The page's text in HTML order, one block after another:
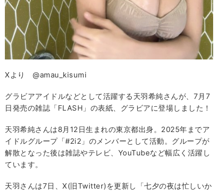
Xより @amau_kisumi
グラビアアイドルなどとして活躍する天羽希純さんが、7月7
日発売の雑誌「FLASH」の表紙、グラビアに登場しました！
天羽希純さんは8月12日生まれの東京都出身。2025年までア
イドルグループ「#2i2」のメンバーとして活動。グループが
解散となった後は雑誌やテレビ、YouTubeなど幅広く活躍し
ています。
天羽さんは7日、Ⅹ(旧Twitter)を更新し「七夕の夜は忙しいか